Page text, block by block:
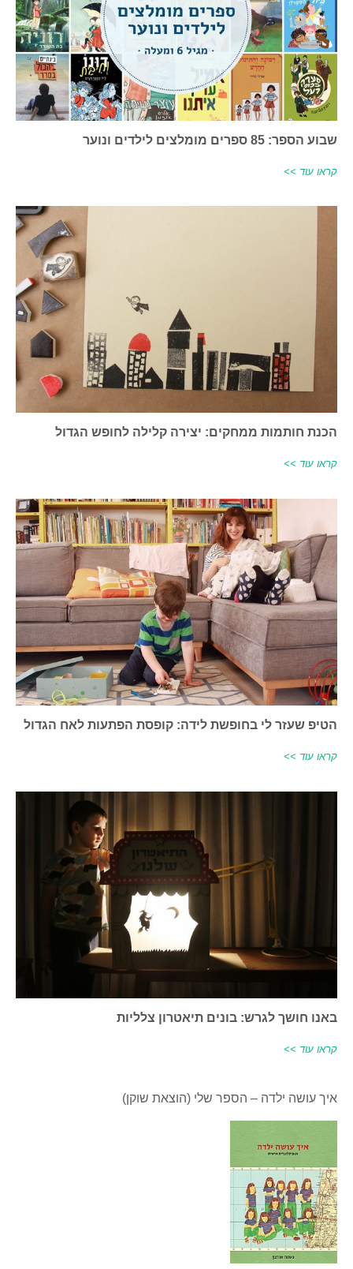
שבוע הספר: 85 ספרים מומלצים לילדים ונוער
קראו עוד >>
הכנת חותמות ממחקים: יצירה קלילה לחופש הגדול
קראו עוד >>
הטיפ שעזר לי בחופשת לידה: קופסת הפתעות לאח הגדול
קראו עוד >>
באנו חושך לגרש: בונים תיאטרון צלליות
קראו עוד >>
איך עושה ילדה – הספר שלי (הוצאת שוקן)